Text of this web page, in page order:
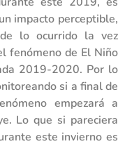
impacto perceptible,
lo ocurrido la vez
fenómeno de El Niño
2019-2020. Por lo
si a final de
empezará a
Lo que si pareciera
este invierno es